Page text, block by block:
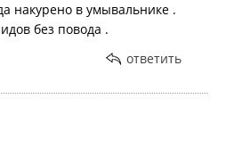
накурено в умывальнике .
без повода .
ответить